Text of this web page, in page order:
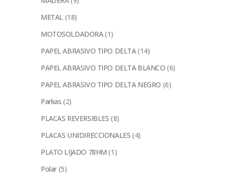
METAL (18)
MOTOSOLDADORA(1)
PAPEL ABRASIVO TIPO DELTA(14)
PAPEL ABRASIVO TIPO DELTA BLANCO (6)
PAPEL ABRASIVO TIPO DELTA NEGRO (6)
Parkas (2)
PLACAS REVERSIBLES (8)
PLACAS UNIDIRECCIONALES (4)
PLATO LIJADO 78HM (1)
Polar (5)